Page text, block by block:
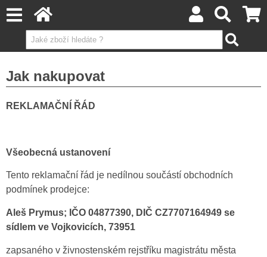
Jak nakupovat
REKLAMAČNÍ ŘÁD
Všeobecná ustanovení
Tento reklamační řád je nedílnou součástí obchodních
podmínek prodejce:
Aleš Prymus; IČO 04877390, DIČ CZ7707164949 se
sídlem ve Vojkovicích, 73951
zapsaného v živnostenském rejstříku magistrátu města